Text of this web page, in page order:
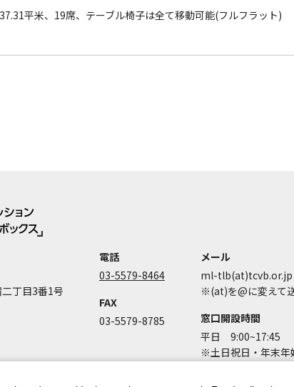
37.31平米、19席、テーブル椅子は全て移動可能(フルフラット)
丁目3番1号
電話
03-5579-8464
FAX
03-5579-8785
メール
ml-tlb(at)tcvb.or.jp
※(at)を@に変えて
窓口開設時間
平日 9:00~17:45
※土日祝日・年末年